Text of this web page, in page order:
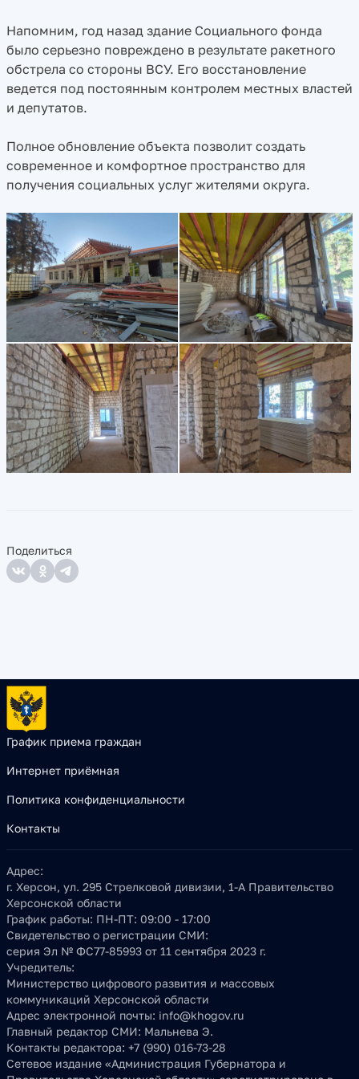
Напомним, год назад здание Социального фонда
было серьезно повреждено в результате ракетного
обстрела со стороны ВСУ. Его восстановление
ведется под постоянным контролем местных властей
и депутатов.
Полное обновление объекта позволит создать
современное и комфортное пространство для
получения социальных услуг жителями округа.
Поделиться
График приема граждан
Интернет приёмная
Политика конфиденциальности
Контакты
Адрес:
г. Херсон, ул. 295 Стрелковой дивизии, 1-А Правительство
Херсонской области
График работы: ПН-ПТ: 09:00 - 17:00
Свидетельство о регистрации СМИ:
серия Эл № ФС77-85993 от 11 сентября 2023 г.
Учредитель:
Министерство цифрового развития и массовых
коммуникаций Херсонской области
Адрес электронной почты: info@khogov.ru
Главный редактор СМИ: Мальнева Э.
Контакты редактора: +7 (990) 016-73-28
Сетевое издание «Администрация Губернатора и